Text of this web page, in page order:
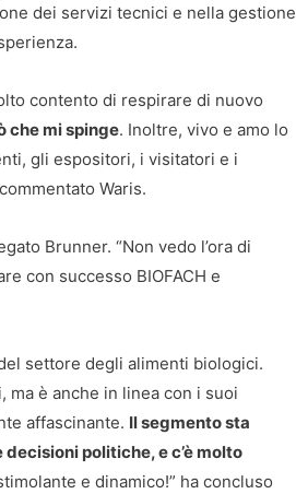
dei servizi tecnici e nella gestione
contento di respirare di nuovo
che mi spinge. Inoltre, vivo e amo lo
gli espositori, i visitatori e i
Waris.
Brunner. “Non vedo l’ora di
con successo BIOFACH e
settore degli alimenti biologici.
è anche in linea con i suoi
affascinante. Il segmento sta
politiche, e c’è molto
e dinamico!” ha concluso